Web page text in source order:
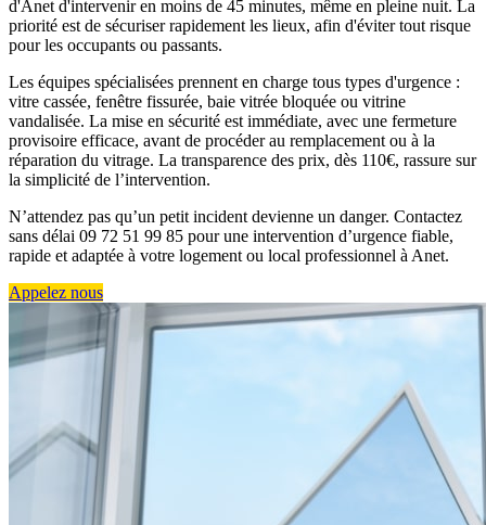
d'Anet d'intervenir en moins de 45 minutes, même en pleine nuit. La
priorité est de sécuriser rapidement les lieux, afin d'éviter tout risque
pour les occupants ou passants.
Les équipes spécialisées prennent en charge tous types d'urgence :
vitre cassée, fenêtre fissurée, baie vitrée bloquée ou vitrine
vandalisée. La mise en sécurité est immédiate, avec une fermeture
provisoire efficace, avant de procéder au remplacement ou à la
réparation du vitrage. La transparence des prix, dès 110€, rassure sur
la simplicité de l’intervention.
N’attendez pas qu’un petit incident devienne un danger. Contactez
sans délai 09 72 51 99 85 pour une intervention d’urgence fiable,
rapide et adaptée à votre logement ou local professionnel à Anet.
Appelez nous